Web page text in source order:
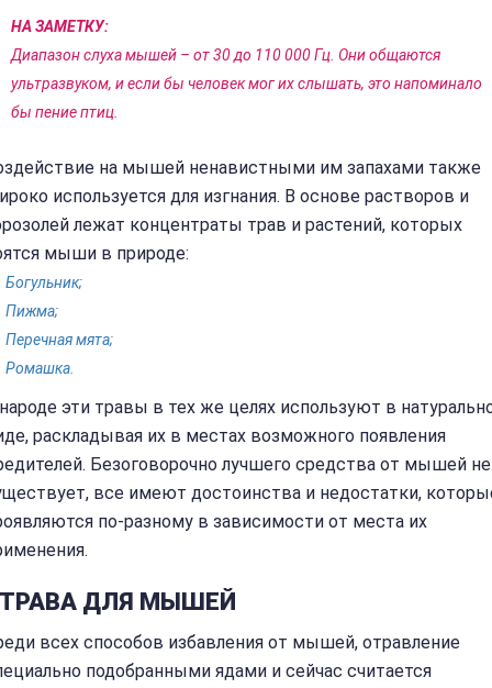
НА ЗАМЕТКУ:
Диапазон слуха мышей – от 30 до 110 000 Гц. Они общаются
ультразвуком, и если бы человек мог их слышать, это напоминало
бы пение птиц.
на мышей ненавистными им запахами также
используется для изгнания. В основе растворов и
лежат концентраты трав и растений, которых
мыши в природе:
Богульник;
Пижма;
Перечная мята;
Ромашка.
эти травы в тех же целях используют в
раскладывая их в местах возможного появления
Безоговорочно лучшего средства от мышей не
все имеют достоинства и недостатки,
по-разному в зависимости от места их
ДЛЯ МЫШЕЙ
всех способов избавления от мышей, отравление
подобранными ядами и сейчас считается